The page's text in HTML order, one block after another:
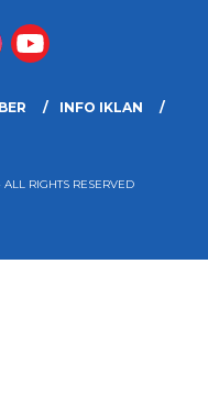
INFO IKLAN
RIGHTS RESERVED